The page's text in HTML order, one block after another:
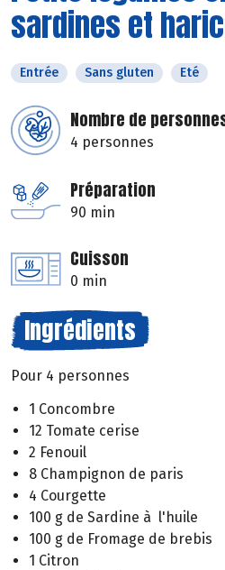
sardines et
Entrée Sans gluten Eté
Nombre de
4 personnes
Préparation
90 min
Cuisson
0 min
Ingrédients
Pour 4 personnes
1 Concombre
12 Tomate cerise
2 Fenouil
8 Champignon de paris
4 Courgette
100 g de Sardine à l'huile
100 g de Fromage de brebis
1 Citron